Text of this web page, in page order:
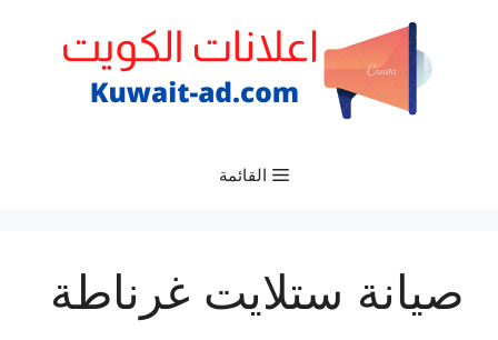
القائمة
صيانة ستلايت غرناطة